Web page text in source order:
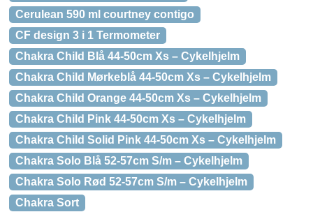
Cerulean 590 ml courtney contigo
CF design 3 i 1 Termometer
Chakra Child Blå 44-50cm Xs – Cykelhjelm
Chakra Child Mørkeblå 44-50cm Xs – Cykelhjelm
Chakra Child Orange 44-50cm Xs – Cykelhjelm
Chakra Child Pink 44-50cm Xs – Cykelhjelm
Chakra Child Solid Pink 44-50cm Xs – Cykelhjelm
Chakra Solo Blå 52-57cm S/m – Cykelhjelm
Chakra Solo Rød 52-57cm S/m – Cykelhjelm
Chakra Sort